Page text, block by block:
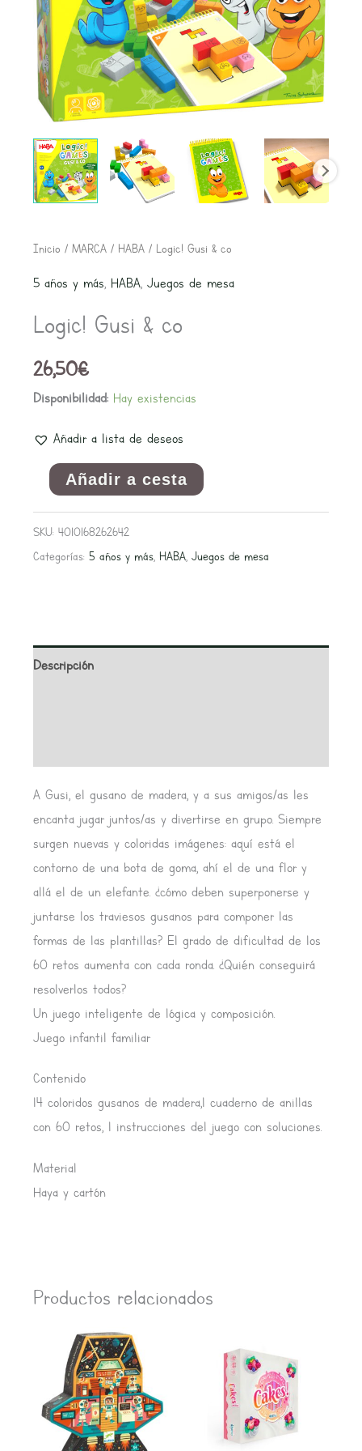
Inicio / MARCA/ HABA/ Logic! Gusi & co
5 años y más, HABA, Juegos de mesa
Logic! Gusi & co
26,50€
Disponibilidad: Hay existencias
Añadir a lista de deseos
Logic!
co
cantidad
Añadir a cesta
SKU: 4010168262642
Categorías: 5 años y más, HABA, Juegos de mesa
Descripción
A Gusi, el gusano de madera, y a sus amigos/as les
encanta jugar juntos/as y divertirse en grupo. Siempre
surgen nuevas y coloridas imágenes: aquí está el
contorno de una bota de goma, ahí el de una flor y
allá el de un elefante. ¿cómo deben superponerse y
juntarse los traviesos gusanos para componer las
formas de las plantillas? El grado de dificultad de los
60 retos aumenta con cada ronda. ¿Quién conseguirá
resolverlos todos?
Un juego inteligente de lógica y composición.
Juego infantil familiar
Contenido
14 coloridos gusanos de madera,1 cuaderno de anillas
con 60 retos, 1 instrucciones del juego con soluciones.
Material
Haya y cartón
Productos relacionados